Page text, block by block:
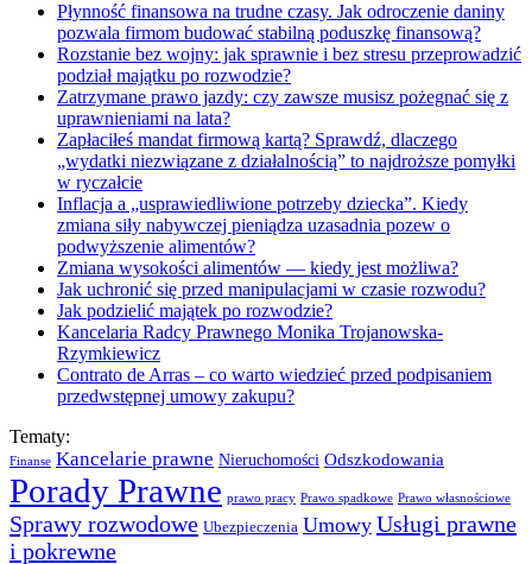
Płynność finansowa na trudne czasy. Jak odroczenie daniny
pozwala firmom budować stabilną poduszkę finansową?
Rozstanie bez wojny: jak sprawnie i bez stresu przeprowadzić
podział majątku po rozwodzie?
Zatrzymane prawo jazdy: czy zawsze musisz pożegnać się z
uprawnieniami na lata?
Zapłaciłeś mandat firmową kartą? Sprawdź, dlaczego
„wydatki niezwiązane z działalnością” to najdroższe pomyłki
w ryczałcie
Inflacja a „usprawiedliwione potrzeby dziecka”. Kiedy
zmiana siły nabywczej pieniądza uzasadnia pozew o
podwyższenie alimentów?
Zmiana wysokości alimentów — kiedy jest możliwa?
Jak uchronić się przed manipulacjami w czasie rozwodu?
Jak podzielić majątek po rozwodzie?
Kancelaria Radcy Prawnego Monika Trojanowska-
Rzymkiewicz
Contrato de Arras – co warto wiedzieć przed podpisaniem
przedwstępnej umowy zakupu?
Tematy:
Finanse Kancelarie prawne Nieruchomości Odszkodowania
Porady Prawne prawo pracy Prawo spadkowe Prawo własnościowe
Sprawy rozwodowe Ubezpieczenia Umowy Usługi prawne
i pokrewne